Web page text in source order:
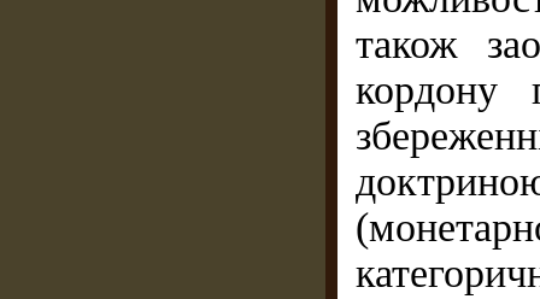
також
кордону